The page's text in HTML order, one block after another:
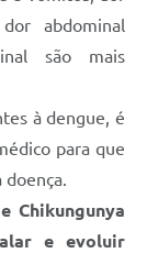
abdominal
são mais
à dengue, é
para que
doença.
Chikungunya
e evoluir